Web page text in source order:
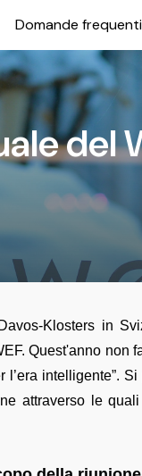
Domande frequenti
del
Klosters in
Quest'anno non
intelligente”.
attraverso le